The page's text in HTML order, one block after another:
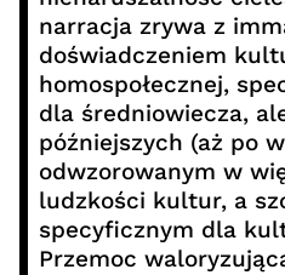
narracja zrywa z
doświadczeniem
homospołecznej,
dla średniowiecza,
późniejszych (aż po
odwzorowanym w
ludzkości kultur, a
specyficznym dla
Przemoc